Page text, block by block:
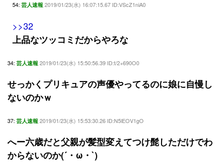
54: 芸人速報 2019/01/23(水) 16:07:15.67 ID:VScZ1niA0
>>32
上品なツッコミだからやろな
34: 芸人速報 2019/01/23(水) 15:50:56.39 ID:t/2+690O0
せっかくプリキュアの声優やってるのに娘に自慢し
ないのかｗ
37: 芸人速報 2019/01/23(水) 15:53:30.26 ID:N5lEOV1gO
へー六歳だと父親が髪型変えてつけ髭しただけでわ
からないのか(´・ω・`)